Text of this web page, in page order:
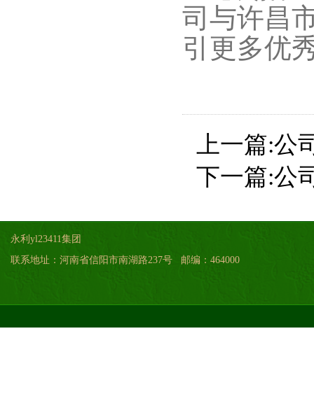
司与许昌
引更多优
上一篇:公
下一篇:公
永利yl23411集团
联系地址：河南省信阳市南湖路237号 邮编：464000